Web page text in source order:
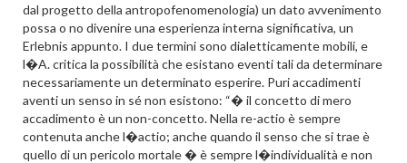
dal progetto della antropofenomenologia) un dato avvenimento
possa o no divenire una esperienza interna significativa, un
Erlebnis appunto. I due termini sono dialetticamente mobili, e
l�A. critica la possibilità che esistano eventi tali da determinare
necessariamente un determinato esperire. Puri accadimenti
aventi un senso in sé non esistono: “� il concetto di mero
accadimento è un non-concetto. Nella re-actio è sempre
contenuta anche l�actio; anche quando il senso che si trae è
quello di un pericolo mortale � è sempre l�individualità e non